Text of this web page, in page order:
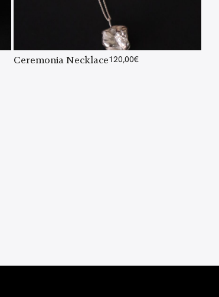
Ceremonia Necklace120,00€